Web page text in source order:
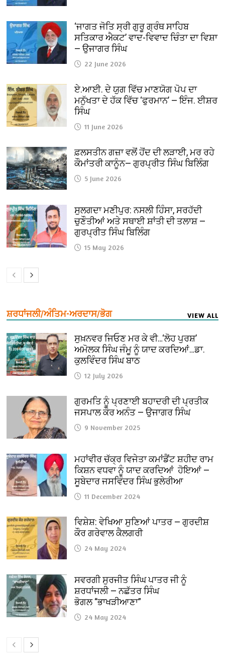
‘ਜਾਗਤ ਜੋਤਿ ਸ੍ਰੀ ਗੁਰੂ ਗ੍ਰੰਥ ਸਾਹਿਬ
ਸਤਿਕਾਰ ਐਕਟ’ ਵਾਦ-ਵਿਵਾਦ ਚਿੰਤਾ ਦਾ ਵਿਸ਼ਾ
— ਉਜਾਗਰ ਸਿੰਘ
22 June 2026
ਏ.ਆਈ. ਦੇ ਯੁਗ ਵਿੱਚ ਮਾਣਯੋਗ ਪੋਪ ਦਾ
ਮਨੁੱਖਤਾ ਦੇ ਹੱਕ ਵਿੱਚ ‘ਫੁਰਮਾਨ’ — ਇੰਜ. ਈਸ਼ਰ
ਸਿੰਘ
11 June 2026
ਫ਼ਲਸਤੀਨ ਗਜ਼ਾ ਵਲੋਂ ਹੋਂਦ ਦੀ ਲੜਾਈ, ਮਰ ਰਹੇ
ਕੌਮਾਂਤਰੀ ਕਾਨੂੰਨ— ਗੁਰਪ੍ਰੀਤ ਸਿੰਘ ਬਿਲਿੰਗ
5 June 2026
ਸੁਲਗਦਾ ਮਣੀਪੁਰ: ਨਸਲੀ ਹਿੰਸਾ, ਸਰਹੱਦੀ
ਚੁਣੌਤੀਆਂ ਅਤੇ ਸਥਾਈ ਸ਼ਾਂਤੀ ਦੀ ਤਲਾਸ਼ —
ਗੁਰਪ੍ਰੀਤ ਸਿੰਘ ਬਿਲਿੰਗ
15 May 2026
ਸ਼ਰਧਾਂਜਲੀ/ਅੰਤਿਮ-ਅਰਦਾਸ/ਭੋਗ VIEW ALL
ਸੁਖ਼ਨਵਰ ਜਿਓਣ ਮਰ ਕੇ ਵੀ…‘ਲੋਹ ਪੁਰਸ਼’
ਅਮੋਲਕ ਸਿੰਘ ਜੰਮੂ ਨੂੰ ਯਾਦ ਕਰਦਿਆਂ…ਡਾ.
ਕੁਲਵਿੰਦਰ ਸਿੰਘ ਬਾਠ
12 July 2026
ਗੁਰਮਤਿ ਨੂੰ ਪ੍ਰਣਾਈ ਬਹਾਦਰੀ ਦੀ ਪ੍ਰਤੀਕ
ਜਸਪਾਲ ਕੌਰ ਅਨੰਤ — ਉਜਾਗਰ ਸਿੰਘ
9 November 2025
ਮਹਾਂਵੀਰ ਚੱਕ੍ਰ ਵਿਜੇਤਾ ਕਮਾਂਡੈਂਟ ਸ਼ਹੀਦ ਰਾਮ
ਕਿਸ਼ਨ ਵਧਵਾ ਨੂੰ ਯਾਦ ਕਰਦਿਆਂ ਹੋਇਆਂ —
ਸੂਬੇਦਾਰ ਜਸਵਿੰਦਰ ਸਿੰਘ ਭੁਲੇਰੀਆ
11 December 2024
ਵਿਸ਼ੇਸ਼: ਵੇਖਿਆ ਸੁਣਿਆਂ ਪਾਤਰ — ਗੁਰਦੀਸ਼
ਕੌਰ ਗਰੇਵਾਲ ਕੈਲਗਰੀ
24 May 2024
ਸਵਰਗੀ ਸੁਰਜੀਤ ਸਿੰਘ ਪਾਤਰ ਜੀ ਨੂੰ
ਸ਼ਰਧਾਂਜਲੀ — ਨਛੱਤਰ ਸਿੰਘ
ਭੋਗਲ “ਭਾਖੜੀਆਣਾ”
24 May 2024